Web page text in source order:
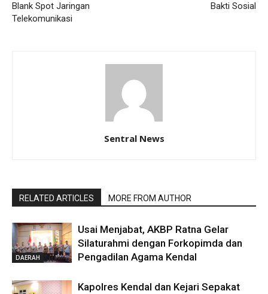
Blank Spot Jaringan
Telekomunikasi
Bakti Sosial
Sentral News
RELATED ARTICLES MORE FROM AUTHOR
DAERAH
Usai Menjabat, AKBP Ratna Gelar
Silaturahmi dengan Forkopimda dan
Pengadilan Agama Kendal
Kapolres Kendal dan Kejari Sepakat